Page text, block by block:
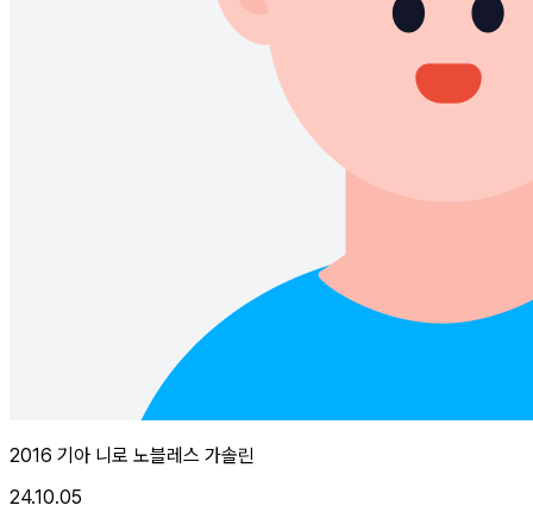
2016 기아 니로 노블레스 가솔린
24.10.05